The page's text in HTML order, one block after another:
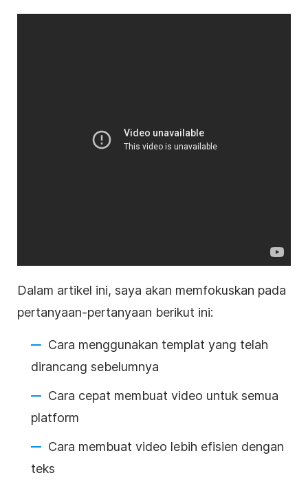
Dalam artikel ini, saya akan memfokuskan pada
pertanyaan-pertanyaan berikut ini:
Cara menggunakan templat yang telah
dirancang sebelumnya
Cara cepat membuat video untuk semua
platform
Cara membuat video lebih efisien dengan
teks